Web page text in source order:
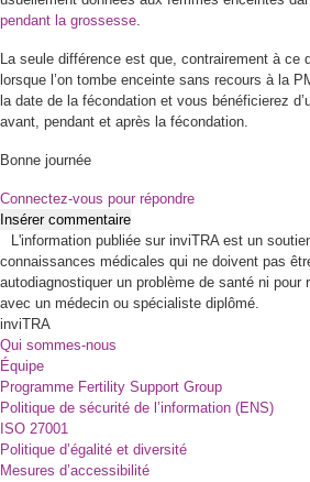
pendant la grossesse.
La seule différence est que, contrairement à ce
lorsque l’on tombe enceinte sans recours à la
la date de la fécondation et vous bénéficierez
avant, pendant et après la fécondation.
Bonne journée
Connectez-vous pour répondre
Insérer commentaire
L'information publiée sur inviTRA est un
connaissances médicales qui ne doivent pas
autodiagnostiquer un problème de santé ni pour
avec un médecin ou spécialiste diplômé.
inviTRA
Qui sommes-nous
Équipe
Programme Fertility Support Group
Politique de sécurité de l’information (ENS)
ISO 27001
Politique d’égalité et diversité
Mesures d’accessibilité